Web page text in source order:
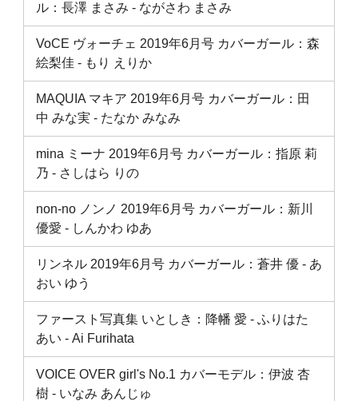
ル：長澤 まさみ ‐ ながさわ まさみ
VoCE ヴォーチェ 2019年6月号 カバーガール：森
絵梨佳 ‐ もり えりか
MAQUIA マキア 2019年6月号 カバーガール：田
中 みな実 ‐ たなか みなみ
mina ミーナ 2019年6月号 カバーガール：指原 莉
乃 ‐ さしはら りの
non-no ノンノ 2019年6月号 カバーガール：新川
優愛 ‐ しんかわ ゆあ
リンネル 2019年6月号 カバーガール：蒼井 優 ‐ あ
おい ゆう
ファースト写真集 いとしき：降幡 愛 ‐ ふりはた
あい ‐ Ai Furihata
VOICE OVER girl's No.1 カバーモデル：伊波 杏
樹 ‐ いなみ あんじゅ